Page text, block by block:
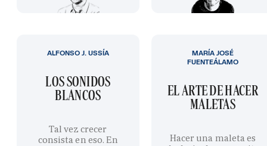
LOS SONIDOS
BLANCOS
Tal vez crecer
consista en eso. En
ALFONSO J. USSÍA
EL ARTE DE HACER
MALETAS
Hacer una maleta es
MARÍA JOSÉ
FUENTEÁLAMO